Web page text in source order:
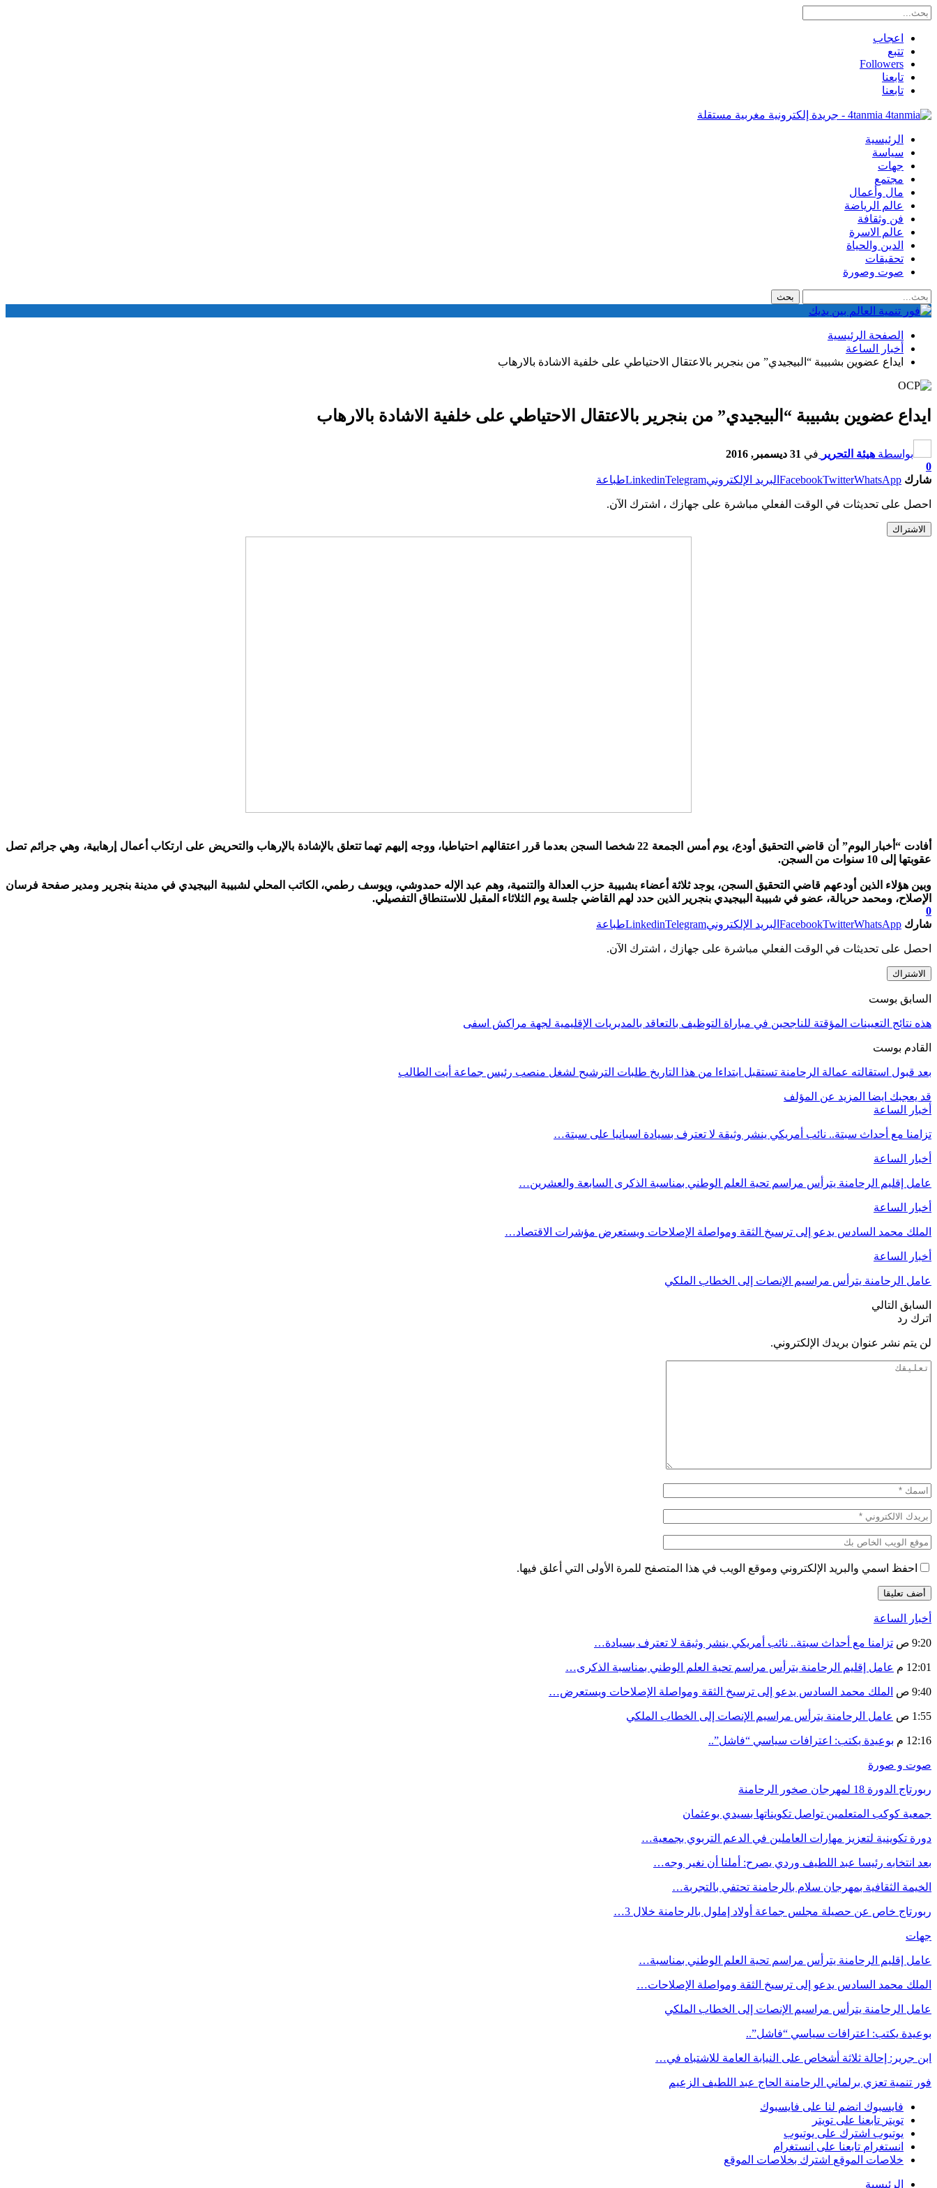
اعجاب
تتبع
Followers
تابعنا
تابعنا
4tanmia - جريدة إلكترونية مغربية مستقلة
الرئيسية
سياسة
جهات
مجتمع
مال وأعمال
عالم الرياضة
فن وثقافة
عالم الاسرة
الدين والحياة
تحقيقات
صوت وصورة
الصفحة الرئيسية
أخبار الساعة
ايداع عضوين بشبيبة “البيجيدي” من بنجرير بالاعتقال الاحتياطي على خلفية الاشادة بالارهاب
ايداع عضوين بشبيبة “البيجيدي” من بنجرير بالاعتقال الاحتياطي على خلفية الاشادة بالارهاب
بواسطة هيئة التحرير في 31 ديسمبر, 2016
0
شارك
FacebookTwitterWhatsApp البريد الإلكتروني LinkedinTelegram طباعة
احصل على تحديثات في الوقت الفعلي مباشرة على جهازك ، اشترك الآن.
الاشتراك
أفادت “أخبار اليوم” أن قاضي التحقيق أودع، يوم أمس الجمعة 22 شخصا السجن بعدما قرر اعتقالهم احتياطيا، ووجه إليهم تهما تتعلق بالإشادة بالإرهاب والتحريض على ارتكاب أعمال إرهابية، وهي جرائم تصل
عقوبتها إلى 10 سنوات من السجن.
وبين هؤلاء الذين أودعهم قاضي التحقيق السجن، يوجد ثلاثة أعضاء بشبيبة حزب العدالة والتنمية، وهم عبد الإله حمدوشي، ويوسف رطمي، الكاتب المحلي لشبيبة البيجيدي في مدينة بنجرير ومدير صفحة فرسان
الإصلاح، ومحمد حربالة، عضو في شبيبة البيجيدي بنجرير الذين حدد لهم القاضي جلسة يوم الثلاثاء المقبل للاستنطاق التفصيلي.
0
شارك
FacebookTwitterWhatsApp البريد الإلكتروني LinkedinTelegram طباعة
احصل على تحديثات في الوقت الفعلي مباشرة على جهازك ، اشترك الآن.
الاشتراك
السابق بوست
هذه نتائج التعيينات المؤقتة للناجحين في مباراة التوظيف بالتعاقد بالمديريات الإقليمية لجهة مراكش اسفى
القادم بوست
بعد قبول استقالته عمالة الرحامنة تستقبل ابتداءا من هذا التاريخ طلبات الترشيح لشغل منصب رئيس جماعة أيت الطالب
قد يعجبك ايضا المزيد عن المؤلف
أخبار الساعة
تزامنا مع أحداث سبتة.. نائب أمريكي ينشر وثيقة لا تعترف بسيادة اسبانيا على سبتة…
أخبار الساعة
عامل إقليم الرحامنة يترأس مراسم تحية العلم الوطني بمناسبة الذكرى السابعة والعشرين…
أخبار الساعة
الملك محمد السادس يدعو إلى ترسيخ الثقة ومواصلة الإصلاحات ويستعرض مؤشرات الاقتصاد…
أخبار الساعة
عامل الرحامنة يترأس مراسيم الإنصات إلى الخطاب الملكي
السابق التالي
اترك رد
لن يتم نشر عنوان بريدك الإلكتروني.
احفظ اسمي والبريد الإلكتروني وموقع الويب في هذا المتصفح للمرة الأولى التي أعلق فيها.
أخبار الساعة
9:20 ص تزامنا مع أحداث سبتة.. نائب أمريكي ينشر وثيقة لا تعترف بسيادة…
12:01 م عامل إقليم الرحامنة يترأس مراسم تحية العلم الوطني بمناسبة الذكرى…
9:40 ص الملك محمد السادس يدعو إلى ترسيخ الثقة ومواصلة الإصلاحات ويستعرض…
1:55 ص عامل الرحامنة يترأس مراسيم الإنصات إلى الخطاب الملكي
12:16 م بوعيدة يكتب: اعترافات سياسي “فاشل”..
صوت و صورة
ربورتاج الدورة 18 لمهرجان صخور الرحامنة
جمعية كوكب المتعلمين تواصل تكويناتها بسيدي بوعثمان
دورة تكوينية لتعزيز مهارات العاملين في الدعم التربوي بجمعية…
بعد انتخابه رئيسا عبد اللطيف وردي يصرح: أملنا أن نغير وجه…
الخيمة الثقافية بمهرجان سلام بالرحامنة تحتفي بالتجربة…
ربورتاج خاص عن حصيلة مجلس جماعة أولاد إملول بالرحامنة خلال 3…
جهات
عامل إقليم الرحامنة يترأس مراسم تحية العلم الوطني بمناسبة…
الملك محمد السادس يدعو إلى ترسيخ الثقة ومواصلة الإصلاحات…
عامل الرحامنة يترأس مراسيم الإنصات إلى الخطاب الملكي
بوعيدة يكتب: اعترافات سياسي “فاشل”..
ابن جرير: إحالة ثلاثة أشخاص على النيابة العامة للاشتباه في…
فور تنمية تعزي برلماني الرحامنة الحاج عبد اللطيف الزعيم
فايسبوك انضم لنا على فايسبوك
تويتر تابعنا على تويتر
يوتيوب اشترك على يوتيوب
انستغرام تابعنا على انستغرام
خلاصات الموقع اشترك بخلاصات الموقع
الرئيسية